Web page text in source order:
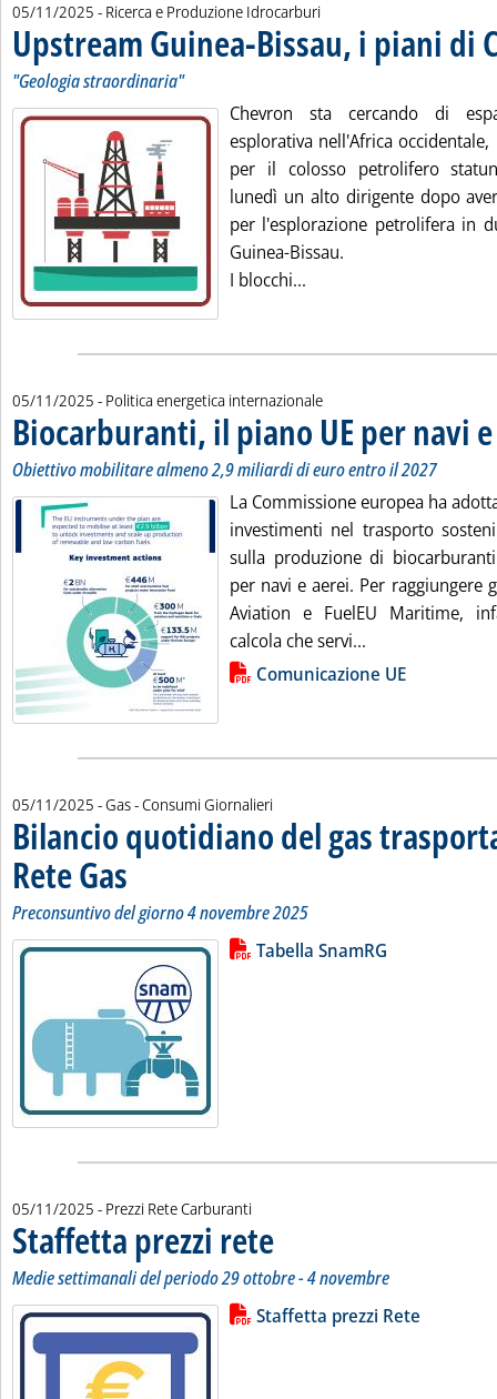
05/11/2025 - Ricerca e Produzione Idrocarburi
Upstream Guinea-Bissau, i piani di
"Geologia straordinaria"
Chevron sta cercando di
esplorativa nell'Africa
per il colosso petrolifero
lunedì un alto dirigente dopo
per l'esplorazione petrolifera in
Guinea-Bissau.
I blocchi...
05/11/2025 - Politica energetica internazionale
Biocarburanti, il piano UE per navi
Obiettivo mobilitare almeno 2,9 miliardi di euro entro il 2027
La Commissione europea ha
investimenti nel trasporto
sulla produzione di
per navi e aerei. Per raggiungere
Aviation e FuelEU Maritime,
calcola che servi...
Lista allegati PDF alla notiziaComunicazione UE
05/11/2025 - Gas - Consumi Giornalieri
Bilancio quotidiano del gas
Rete Gas . Sottotitolo: Preconsuntivo del giorno 4 novembre 2025
. Pubblicata mercoledì 05 novembre 2025 alle 11.21.
Preconsuntivo del giorno 4 novembre 2025
Leggi tutta la notizia: 'Bilancio
Lista allegati PDF alla notiziaTabella SnamRG
05/11/2025 - Prezzi Rete Carburanti
Staffetta prezzi rete
Medie settimanali del periodo 29 ottobre - 4 novembre
Leggi tutta la notizia: 'Staffetta
Lista allegati PDF alla notiziaStaffetta prezzi Rete